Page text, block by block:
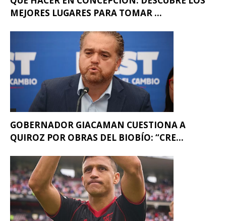
MEJORES LUGARES PARA TOMAR ...
GOBERNADOR GIACAMAN CUESTIONA A
QUIROZ POR OBRAS DEL BIOBÍO: “CRE...